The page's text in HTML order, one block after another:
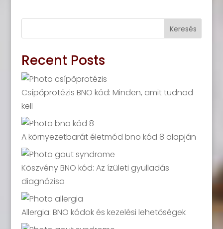
Keresés
Recent Posts
Csípőprotézis BNO kód: Minden, amit tudnod
kell
A környezetbarát életmód bno kód 8 alapján
Köszvény BNO kód: Az ízületi gyulladás
diagnózisa
Allergia: BNO kódok és kezelési lehetőségek